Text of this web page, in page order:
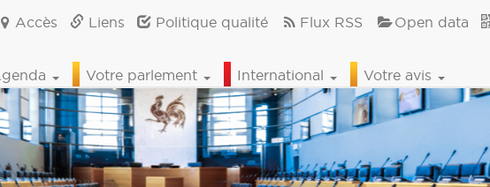
Accès Liens Politique qualité Flux RSS Open data
Votre parlement International Votre avis